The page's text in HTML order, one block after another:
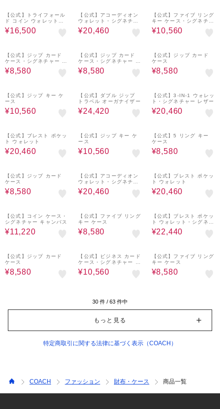
【公式】トライフォール
ド コイン ウォレット・
シグネチャー キャンバス
¥16,500
【公式】アコーディオン
ウォレット・シグネチャ
ー キャンバス
¥20,460
【公式】ファイブ リング
キー ケース・シグネチャ
ー レザー
¥10,560
【公式】ジップ カード
ケース・シグネチャー キ
ャンバス
¥8,580
【公式】ジップ カード
ケース・シグネチャー キ
ャンバス
¥8,580
【公式】ジップ カード
ケース
¥8,580
【公式】ジップ キー ケ
ース
¥10,560
【公式】ダブル ジップ
トラベル オーガナイザー
¥24,420
【公式】3-IN-1 ウォレッ
ト・シグネチャー レザー
¥20,460
【公式】ブレスト ポケッ
ト ウォレット
¥20,460
【公式】ジップ キー ケ
ース
¥10,560
【公式】5 リング キー
ケース
¥8,580
【公式】ジップ カード
ケース
¥8,580
【公式】アコーディオン
ウォレット・シグネチャ
ー キャンバス
¥20,460
【公式】ブレスト ポケッ
ト ウォレット
¥20,460
【公式】コイン ケース・
シグネチャー キャンバス
¥11,220
【公式】ファイブ リング
キー ケース
¥8,580
【公式】ブレスト ポケッ
ト ウォレット・シグネチ
ャー レザー
¥22,440
【公式】ジップ カード
ケース
¥8,580
【公式】ビジネス カード
ケース・シグネチャー キ
ャンバス
¥10,560
【公式】ファイブ リング
キー ケース
¥8,580
30 件 / 63 件中
もっと見る
特定商取引に関する法律に基づく表示（COACH）
COACH ファッション 財布・ケース 商品一覧